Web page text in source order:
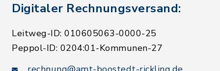
Digitaler Rechnungsversand:
Leitweg-ID: 010605063-0000-25
Peppol-ID: 0204:01-Kommunen-27